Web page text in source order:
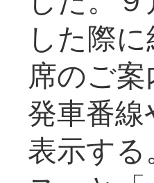
した際
席のご
発車番
表示す